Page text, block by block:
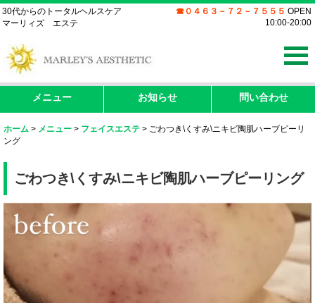
30代からのトータルヘルスケア
マーリィズ エステ
☎０４６３－７２－７５５５ OPEN
10:00-20:00
メニュー お知らせ 問い合わせ
ホーム > メニュー > フェイスエステ > ごわつき\くすみ\ニキビ陶肌ハーブピーリ
ング
ごわつき\くすみ\ニキビ陶肌ハーブピーリング